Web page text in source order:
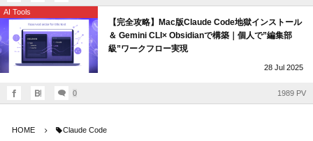
AI Tools
【完全攻略】Mac版Claude Code地獄インストール
＆ Gemini CLI× Obsidianで構築｜個人で”編集部
級”ワークフロー実現
28 Jul 2025
0 1989 PV
HOME Claude Code